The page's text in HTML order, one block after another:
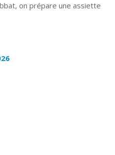
on prépare une assiette